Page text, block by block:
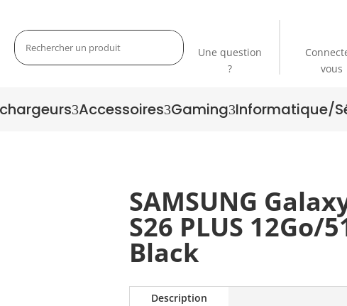
Une question
?
vous
3Accessoires3Gaming3Informatique/
SAMSUNG
S26 PLUS 12Go/
Black
Description